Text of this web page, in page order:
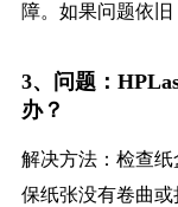
障。如果问题依旧
3、问题：
办？
解决方法：检查
保纸张没有卷曲